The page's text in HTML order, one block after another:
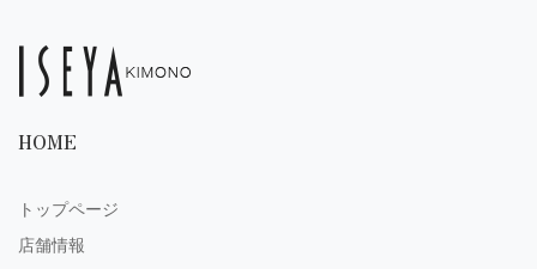
HOME
トップページ
店舗情報